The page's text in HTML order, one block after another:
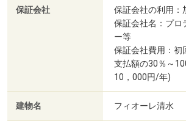
保証会社
保証会社の利用：
保証会社名：プロ
ー等
保証会社費用：初
支払額の30％～
10，000円/年)
建物名 フィオーレ清水